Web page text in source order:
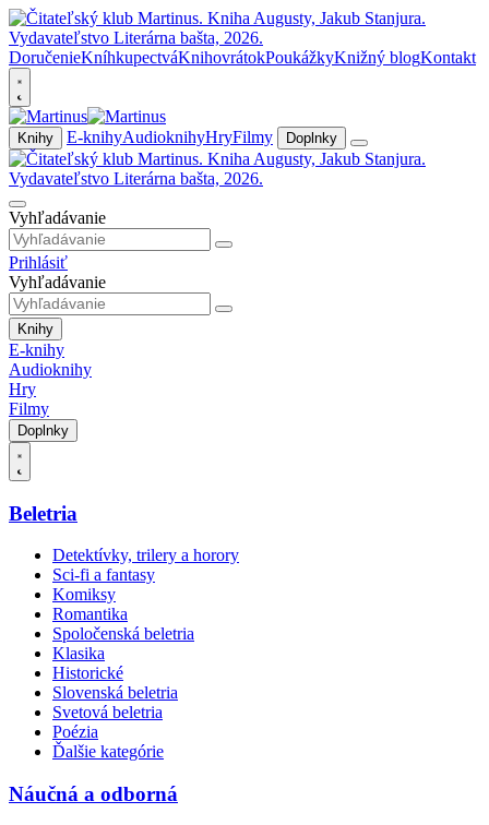
DoručenieKníhkupectváKnihovrátokPoukážkyKnižný blogKontakt
Knihy E-knihyAudioknihyHryFilmy Doplnky
Vyhľadávanie
Prihlásiť
Vyhľadávanie
Knihy
E-knihy
Audioknihy
Hry
Filmy
Doplnky
Beletria
Detektívky, trilery a horory
Sci-fi a fantasy
Komiksy
Romantika
Spoločenská beletria
Klasika
Historické
Slovenská beletria
Svetová beletria
Poézia
Ďalšie kategórie
Náučná a odborná